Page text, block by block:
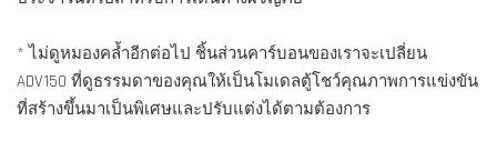
* ไม่ดูหมองคล้ำอีกต่อไป ชิ้นส่วนคาร์บอนของเราจะเปลี่ยน
ADV150 ที่ดูธรรมดาของคุณให้เป็นโมเดลตู้โชว์คุณภาพการแข่งขัน
ที่สร้างขึ้นมาเป็นพิเศษและปรับแต่งได้ตามต้องการ